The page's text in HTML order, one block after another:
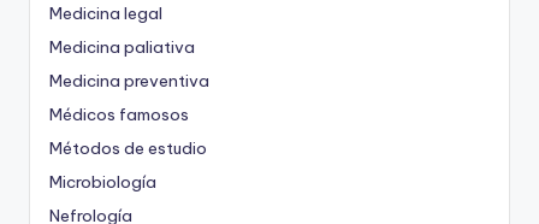
Medicina legal
Medicina paliativa
Medicina preventiva
Médicos famosos
Métodos de estudio
Microbiología
Nefrología